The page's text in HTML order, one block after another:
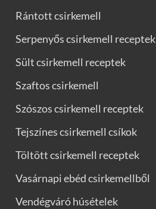
Rántott csirkemell
Serpenyős csirkemell receptek
Sült csirkemell receptek
Szaftos csirkemell
Szószos csirkemell receptek
Tejszínes csirkemell csíkok
Töltött csirkemell receptek
Vasárnapi ebéd csirkemellből
Vendégváró húsételek